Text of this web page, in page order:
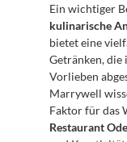
Ein wichtiger
kulinarische
bietet eine
Getränken,
Vorlieben
Marrywell
Restaurant